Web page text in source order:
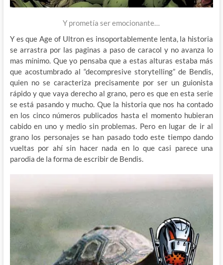
Y prometía ser emocionante…
Y es que Age of Ultron es insoportablemente lenta, la historia
se arrastra por las paginas a paso de caracol y no avanza lo
mas mínimo. Que yo pensaba que a estas alturas estaba más
que acostumbrado al “decompresive storytelling” de Bendis,
quien no se caracteriza precisamente por ser un guionista
rápido y que vaya derecho al grano, pero es que en esta serie
se está pasando y mucho. Que la historia que nos ha contado
en los cinco números publicados hasta el momento hubieran
cabido en uno y medio sin problemas. Pero en lugar de ir al
grano los personajes se han pasado todo este tiempo dando
vueltas por ahí sin hacer nada en lo que casi parece una
parodia de la forma de escribir de Bendis.